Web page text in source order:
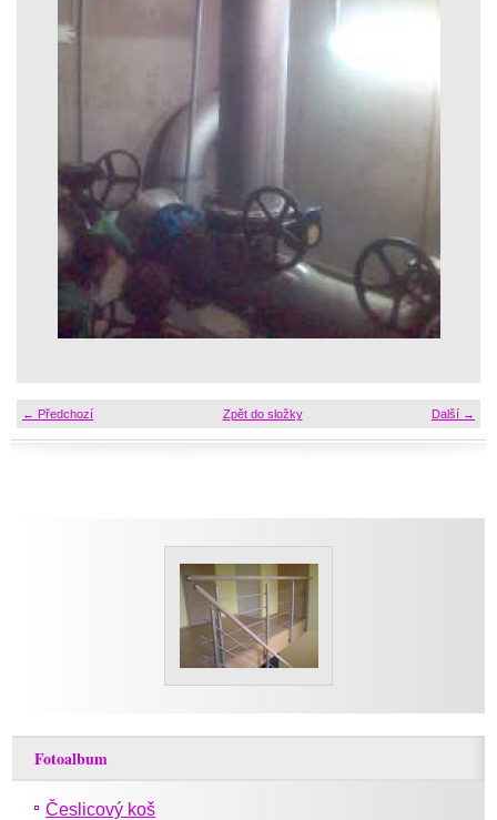
← Předchozí Další →
Zpět do složky
Fotoalbum
Česlicový koš